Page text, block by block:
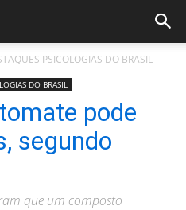
PSICOLOGIAS DO BRASIL
DO BRASIL
pode
segundo
que um composto